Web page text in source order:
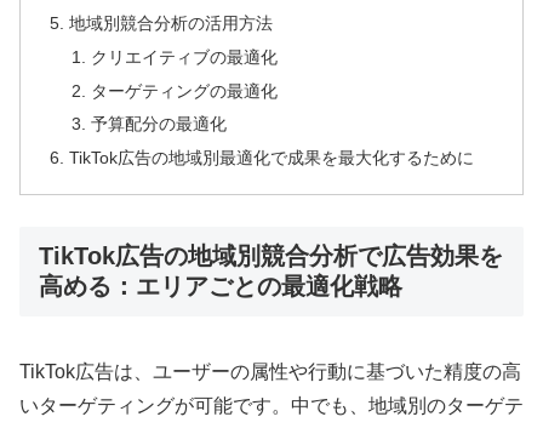
地域別競合分析の活用方法
クリエイティブの最適化
ターゲティングの最適化
予算配分の最適化
TikTok広告の地域別最適化で成果を最大化するために
TikTok広告の地域別競合分析で広告効果を
高める：エリアごとの最適化戦略
TikTok広告は、ユーザーの属性や行動に基づいた精度の高
いターゲティングが可能です。中でも、地域別のターゲテ